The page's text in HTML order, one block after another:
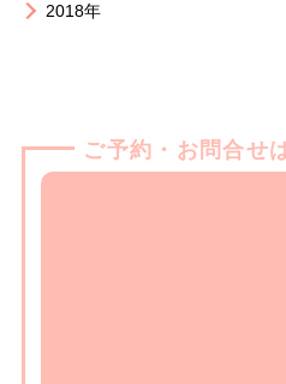
2018年
ご予約・お問合せ